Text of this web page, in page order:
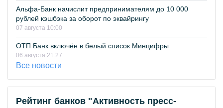
Альфа-Банк начислит предпринимателям до 10 000
рублей кэшбэка за оборот по эквайрингу
07 августа 10:00
ОТП Банк включён в белый список Минцифры
06 августа 21:27
Все новости
Рейтинг банков "Активность пресс-